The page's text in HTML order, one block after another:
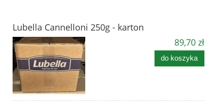
Lubella Cannelloni 250g - karton
89,70 zł
do koszyka